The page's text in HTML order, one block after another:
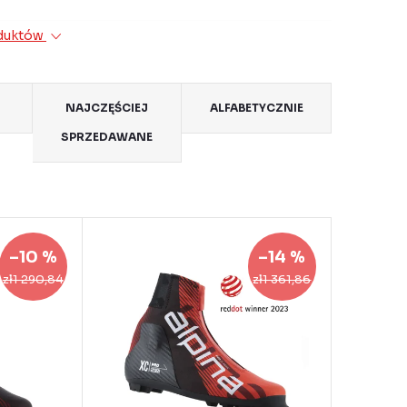
NAJCZĘŚCIEJ
SPRZEDAWANE
ALFABETYCZNIE
zł1 290,84
–10 %
zł1 361,86
–14 %